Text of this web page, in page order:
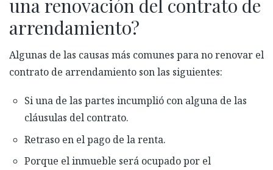
una renovación del contrato de
arrendamiento?
Algunas de las causas más comunes para no renovar el
contrato de arrendamiento son las siguientes:
Si una de las partes incumplió con alguna de las
cláusulas del contrato.
Retraso en el pago de la renta.
Porque el inmueble será ocupado por el